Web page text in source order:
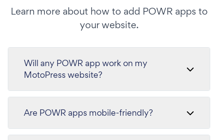
Learn more about how to add POWR apps to
your website.
Will any POWR app work on my
MotoPress website?
Are POWR apps mobile-friendly?